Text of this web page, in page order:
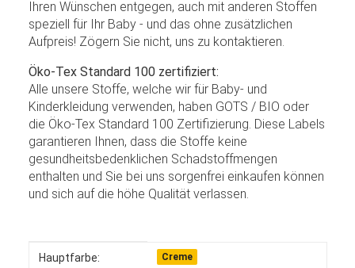
Ihren Wünschen entgegen, auch mit anderen Stoffen
speziell für Ihr Baby - und das ohne zusätzlichen
Aufpreis! Zögern Sie nicht, uns zu kontaktieren.
Öko-Tex Standard 100 zertifiziert:
Alle unsere Stoffe, welche wir für Baby- und
Kinderkleidung verwenden, haben GOTS / BIO oder
die Öko-Tex Standard 100 Zertifizierung. Diese Labels
garantieren Ihnen, dass die Stoffe keine
gesundheitsbedenklichen Schadstoffmengen
enthalten und Sie bei uns sorgenfrei einkaufen können
und sich auf die höhe Qualität verlassen.
Produkteigenschaft
Wert
Hauptfarbe: Creme